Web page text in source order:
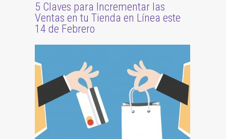
5 Claves para Incrementar las
Ventas en tu Tienda en Línea este
14 de Febrero